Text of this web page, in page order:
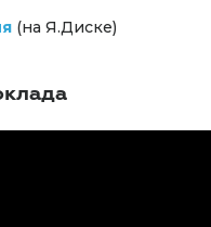
(на Я.Диске)